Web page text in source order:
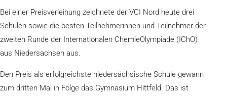
Bei einer Preisverleihung zeichnete der VCI Nord heute drei
Schulen sowie die besten Teilnehmerinnen und Teilnehmer der
zweiten Runde der Internationalen ChemieOlympiade (IChO)
aus Niedersachsen aus.
Den Preis als erfolgreichste niedersächsische Schule gewann
zum dritten Mal in Folge das Gymnasium Hittfeld. Das ist